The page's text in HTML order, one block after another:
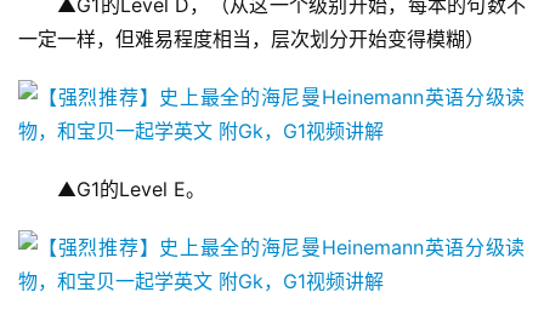
文
源
动
画
▲G1的Level D，（从这一个级别开始，每本的句数不
一定一样，但难易程度相当，层次划分开始变得模糊）
▲G1的Level E。